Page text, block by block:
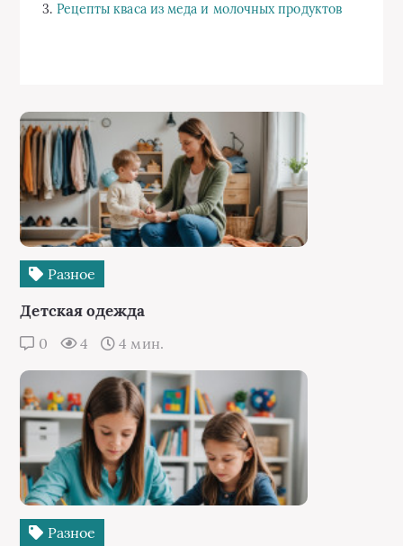
3. Рецепты кваса из меда и молочных продуктов
Разное
Детская одежда
0 4 4 мин.
Разное